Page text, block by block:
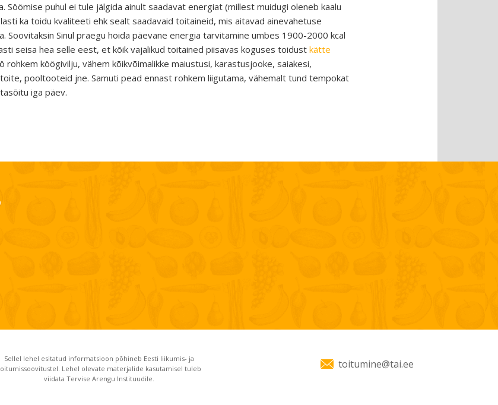
Söömise puhul ei tule jälgida ainult saadavat energiat (millest muidugi oleneb kaalu
ka toidu kvaliteeti ehk sealt saadavaid toitaineid, mis aitavad ainevahetuse
Soovitaksin Sinul praegu hoida päevane energia tarvitamine umbes 1900-2000 kcal
seisa hea selle eest, et kõik vajalikud toitained piisavas koguses toidustkätte
rohkem köögivilju, vähem kõikvõimalikke maiustusi, karastusjooke, saiakesi,
pooltooteid jne. Samuti pead ennast rohkem liigutama, vähemalt tund tempokat
iga päev.
Sellel lehel esitatud informatsioon põhineb Eesti liikumis- ja
Lehel olevate materjalide kasutamisel tuleb
viidata Tervise Arengu Instituudile.
toitumine@tai.ee